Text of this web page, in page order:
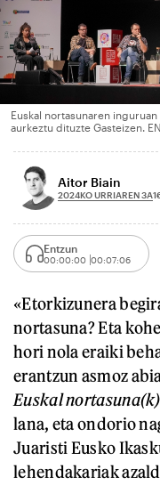
Euskal nortasunaren
aurkeztu dituzte Gasteizen.
Aitor Biain
2024KO URRIAREN 3A
Entzun
00:00:00 00:07:06
«Etorkizunera
nortasuna? Eta
hori nola eraiki
erantzun asmoz
Euskal
lana, eta ondorio
Juaristi Eusko
lehendakariak